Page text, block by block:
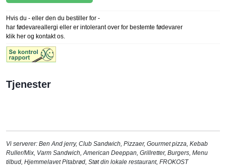
Hvis du - eller den du bestiller for -
har fødevareallergi eller er intolerant over for bestemte fødevarer
klik her og kontakt os.
Tjenester
Vi serverer: Ben And jerry, Club Sandwich, Pizzaer, Gourmet pizza, Kebab
Ruller/Mix, Varm Sandwich,American Deeppan, Grillretter, Burgers, Menu
tilbud, Hjemmelavet Pitabrød, Støt din lokale restaurant, FROKOST